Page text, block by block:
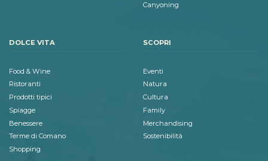
Canyoning
DOLCE VITA
Food & Wine
Ristoranti
Prodotti tipici
Spiagge
Benessere
Terme di Comano
Shopping
SCOPRI
Eventi
Natura
Cultura
Family
Merchandising
Sostenibilità